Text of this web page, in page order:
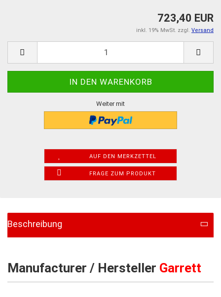
723,40 EUR
inkl. 19% MwSt. zzgl. Versand
Weiter mit
AUF DEN MERKZETTEL
FRAGE ZUM PRODUKT
Beschreibung
Manufacturer / Hersteller Garrett